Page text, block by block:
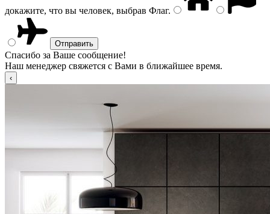
докажите, что вы человек, выбрав Флаг.
Спасибо за Ваше сообщение!
Наш менеджер свяжется с Вами в ближайшее время.